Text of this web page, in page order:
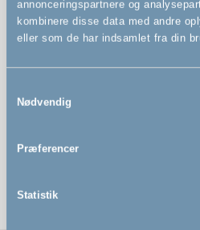
annonceringspartnere og
kombinere disse data med andre
eller som de har indsamlet fra din
Nødvendig
Præferencer
Statistik